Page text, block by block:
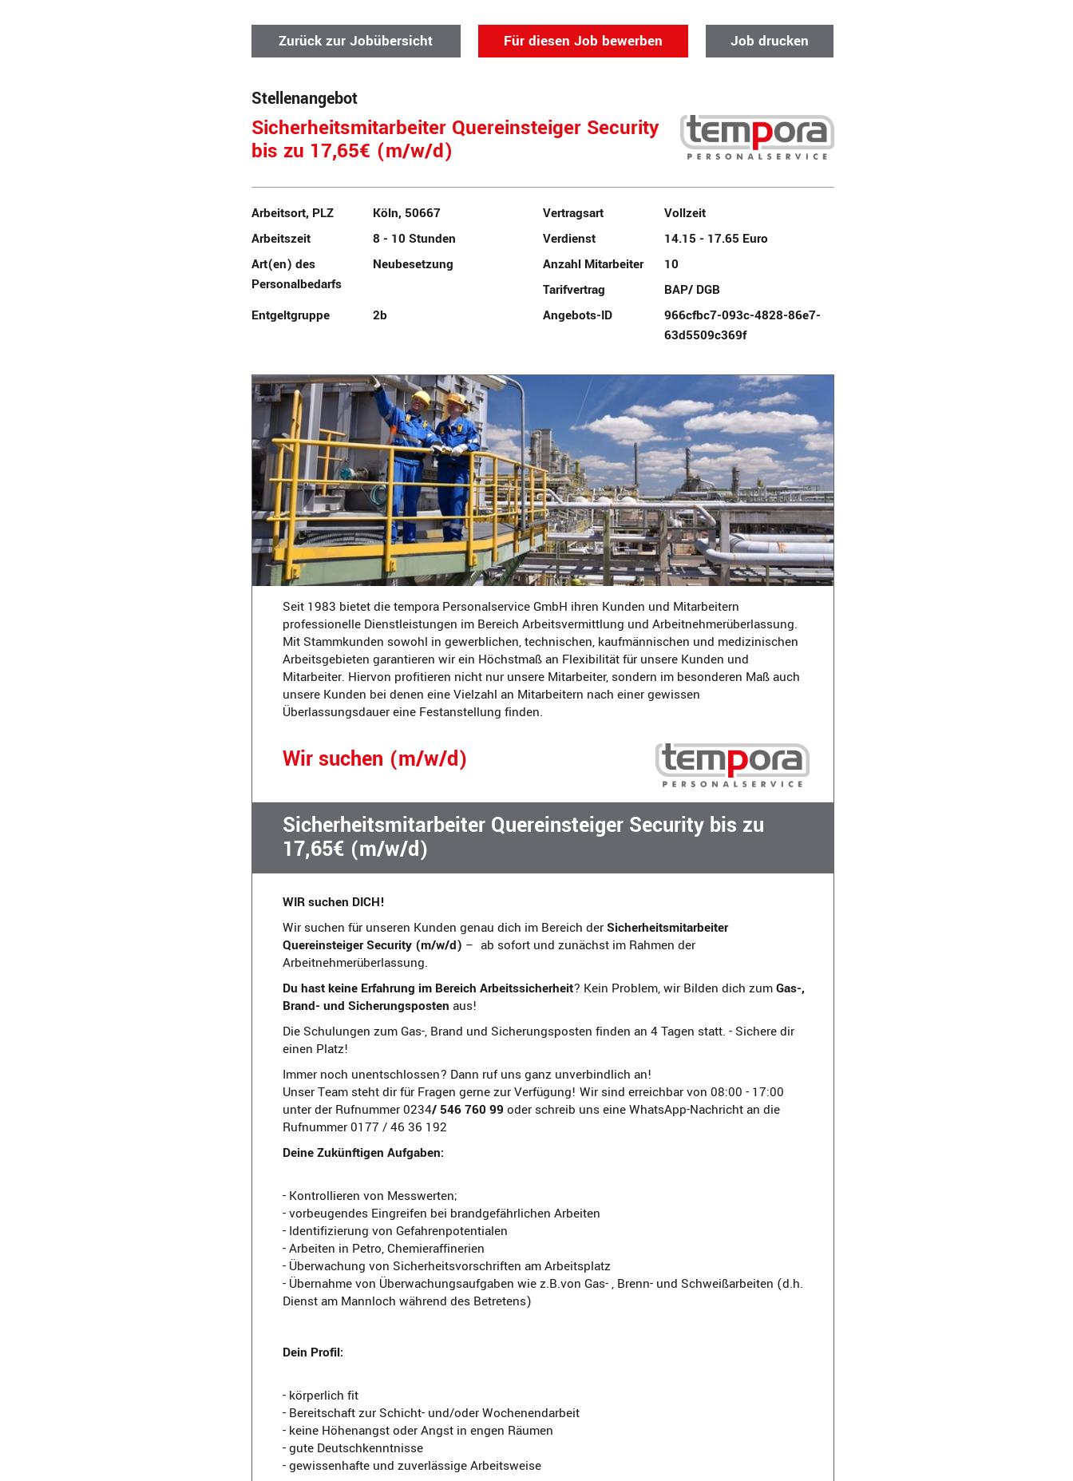
Zurück zur Jobübersicht Für diesen Job bewerben Job drucken
Stellenangebot
Sicherheitsmitarbeiter Quereinsteiger Security
bis zu 17,65€ (m/w/d)
Arbeitsort, PLZ Köln, 50667 Vertragsart
Vollzeit
Arbeitszeit
8 - 10 Stunden Verdienst
14.15 - 17.65 Euro
Art(en) des
Personalbedarfs
Neubesetzung Anzahl Mitarbeiter
10
Tarifvertrag
BAP/ DGB
Entgeltgruppe
2b Angebots-ID
966cfbc7-093c-4828-86e7-
63d5509c369f
Seit 1983 bietet die tempora Personalservice GmbH ihren Kunden und Mitarbeitern
professionelle Dienstleistungen im Bereich Arbeitsvermittlung und Arbeitnehmerüberlassung.
Mit Stammkunden sowohl in gewerblichen, technischen, kaufmännischen und medizinischen
Arbeitsgebieten garantieren wir ein Höchstmaß an Flexibilität für unsere Kunden und
Mitarbeiter. Hiervon profitieren nicht nur unsere Mitarbeiter, sondern im besonderen Maß auch
unsere Kunden bei denen eine Vielzahl an Mitarbeitern nach einer gewissen
Überlassungsdauer eine Festanstellung finden.
Wir suchen (m/w/d)
Sicherheitsmitarbeiter Quereinsteiger Security bis zu
17,65€ (m/w/d)
WIR suchen DICH!
Wir suchen für unseren Kunden genau dich im Bereich derSicherheitsmitarbeiter
Quereinsteiger Security (m/w/d) – ab sofort und zunächst im Rahmen der
Arbeitnehmerüberlassung.
Du hast keine Erfahrung im Bereich Arbeitssicherheit? Kein Problem, wir Bilden dich zumGas-,
Brand- und Sicherungsposten aus!
Die Schulungen zum Gas-, Brand und Sicherungsposten finden an 4 Tagen statt. - Sichere dir
einen Platz!
Immer noch unentschlossen? Dann ruf uns ganz unverbindlich an!
Unser Team steht dir für Fragen gerne zur Verfügung! Wir sind erreichbar von 08:00 - 17:00
unter der Rufnummer 0234/ 546 760 99 oder schreib uns eine WhatsApp-Nachricht an die
Rufnummer 0177 / 46 36 192
Deine Zukünftigen Aufgaben:
- Kontrollieren von Messwerten;
- vorbeugendes Eingreifen bei brandgefährlichen Arbeiten
- Identifizierung von Gefahrenpotentialen
- Arbeiten in Petro, Chemieraffinerien
- Überwachung von Sicherheitsvorschriften am Arbeitsplatz
- Übernahme von Überwachungsaufgaben wie z.B.von Gas- , Brenn- und Schweißarbeiten (d.h.
Dienst am Mannloch während des Betretens)
Dein Profil:
- körperlich fit
- Bereitschaft zur Schicht- und/oder Wochenendarbeit
- keine Höhenangst oder Angst in engen Räumen
- gute Deutschkenntnisse
- gewissenhafte und zuverlässige Arbeitsweise